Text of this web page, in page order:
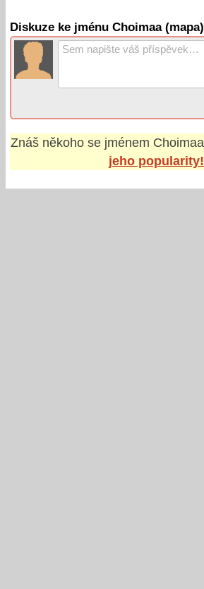
Diskuze ke jménu Choimaa (mapa)
Znáš někoho se jménem Choimaa
jeho popularity!